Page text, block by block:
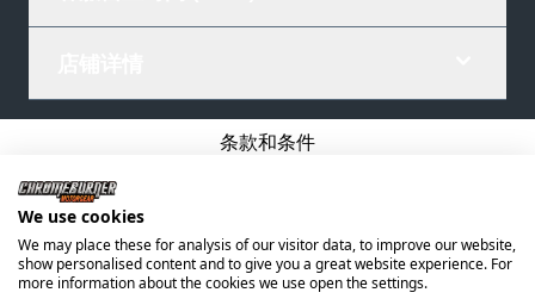
条款和条件
公司详情
©2026ChromeBurner - 版权所有.
We use cookies
We may place these for analysis of our visitor data, to improve our website,
show personalised content and to give you a great website experience. For
more information about the cookies we use open the settings.